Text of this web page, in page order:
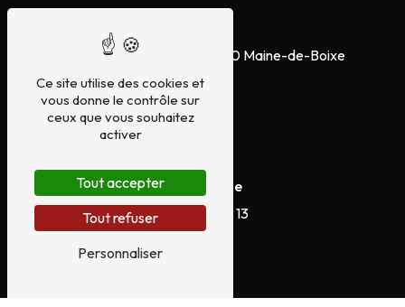
Zone du Moulin A Vent
16230 Maine-de-Boixe
Téléphone
05 45 20 73 13
Ce site utilise des cookies et
vous donne le contrôle sur
ceux que vous souhaitez
activer
Tout accepter
Tout refuser
Personnaliser